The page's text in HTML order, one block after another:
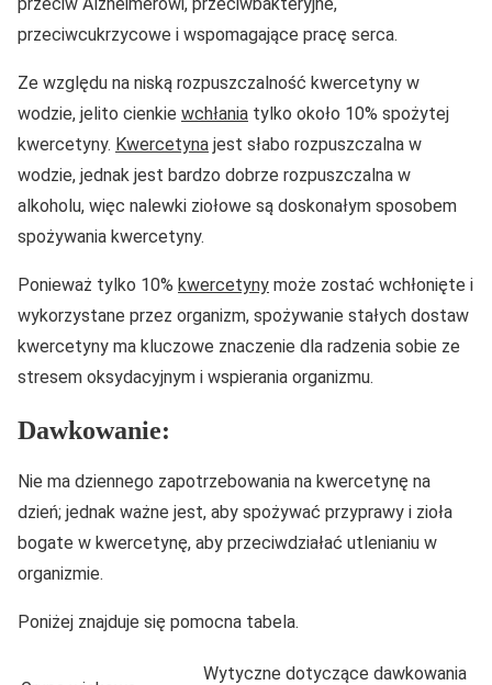
przeciwcukrzycowe i wspomagające pracę serca.
Ze względu na niską rozpuszczalność kwercetyny w
wodzie, jelito cienkie wchłania tylko około 10% spożytej
kwercetyny. Kwercetyna jest słabo rozpuszczalna w
wodzie, jednak jest bardzo dobrze rozpuszczalna w
alkoholu, więc nalewki ziołowe są doskonałym sposobem
spożywania kwercetyny.
Ponieważ tylko 10% kwercetyny może zostać wchłonięte i
wykorzystane przez organizm, spożywanie stałych dostaw
kwercetyny ma kluczowe znaczenie dla radzenia sobie ze
stresem oksydacyjnym i wspierania organizmu.
Dawkowanie:
Nie ma dziennego zapotrzebowania na kwercetynę na
dzień; jednak ważne jest, aby spożywać przyprawy i zioła
bogate w kwercetynę, aby przeciwdziałać utlenianiu w
organizmie.
Poniżej znajduje się pomocna tabela.
Wytyczne dotyczące dawkowania